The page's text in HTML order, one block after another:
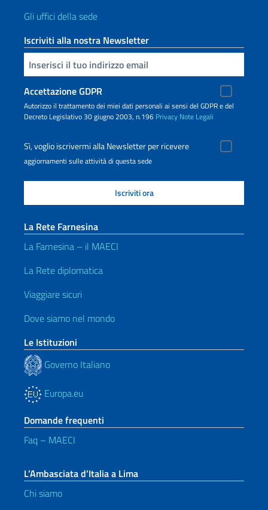
Gli uffici della sede
Iscriviti alla nostra Newsletter
Inserisci la tua email
Accettazione GDPR
Autorizzo il trattamento dei miei dati personali ai sensi del GDPR e del
Decreto Legislativo 30 giugno 2003, n.196 Privacy Note Legali
Sì, voglio iscrivermi alla Newsletter per ricevere
aggiornamenti sulle attività di questa sede
La Rete Farnesina
La Farnesina – il MAECI
La Rete diplomatica
Viaggiare sicuri
Dove siamo nel mondo
Le Istituzioni
Governo Italiano
Europa.eu
Domande frequenti
Faq – MAECI
L’Ambasciata d’Italia a Lima
Chi siamo